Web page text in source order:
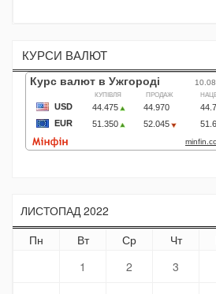
КУРСИ ВАЛЮТ
ЛИСТОПАД 2022
Пн
Вт Ср Чт
1
2 3